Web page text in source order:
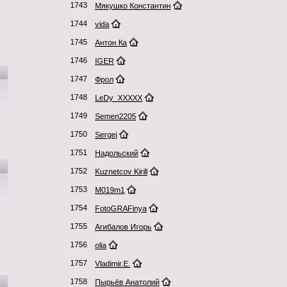
1743 Мякушко Константин
1744 vida
1745 Антон Ка
1746 IGER
1747 Фрол
1748 LeDy_XXXXX
1749 Semen2205
1750 Sergej
1751 Надольский
1752 Kuznetcov Kirill
1753 M019m1
1754 FotoGRAFinya
1755 Агибалов Игорь
1756 olia
1757 Vladimir.E.
1758 Пырьёв Анатолий